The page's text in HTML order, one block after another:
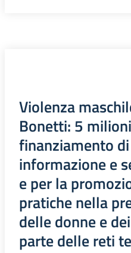
Violenza
Bonetti: 5
finanziamento
informazione e
e per la
pratiche nella
delle donne e
parte delle reti